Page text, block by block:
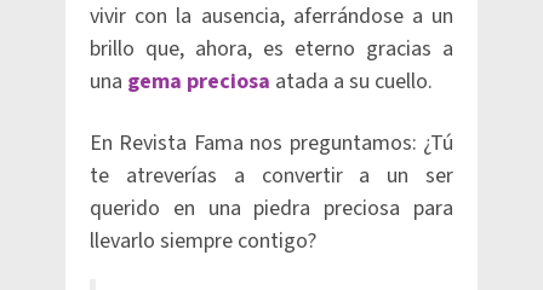
vivir con la ausencia, aferrándose a un
brillo que, ahora, es eterno gracias a
una gema preciosa atada a su cuello.
En Revista Fama nos preguntamos: ¿Tú
te atreverías a convertir a un ser
querido en una piedra preciosa para
llevarlo siempre contigo?